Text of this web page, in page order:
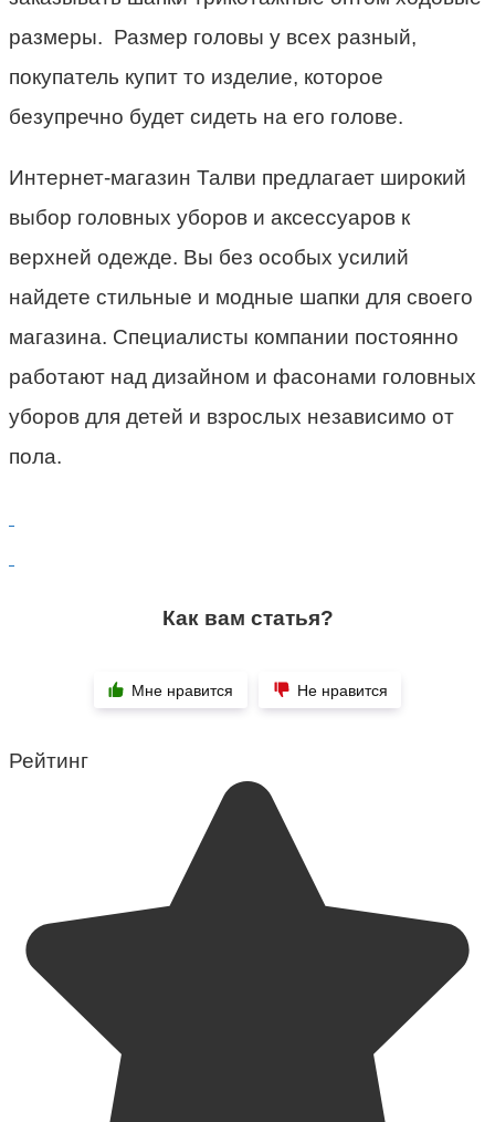
размеры. Размер головы у всех разный,
покупатель купит то изделие, которое
безупречно будет сидеть на его голове.
Интернет-магазин Талви предлагает широкий
выбор головных уборов и аксессуаров к
верхней одежде. Вы без особых усилий
найдете стильные и модные шапки для своего
магазина. Специалисты компании постоянно
работают над дизайном и фасонами головных
уборов для детей и взрослых независимо от
пола.
Как вам статья?
Мне нравится Не нравится
Рейтинг